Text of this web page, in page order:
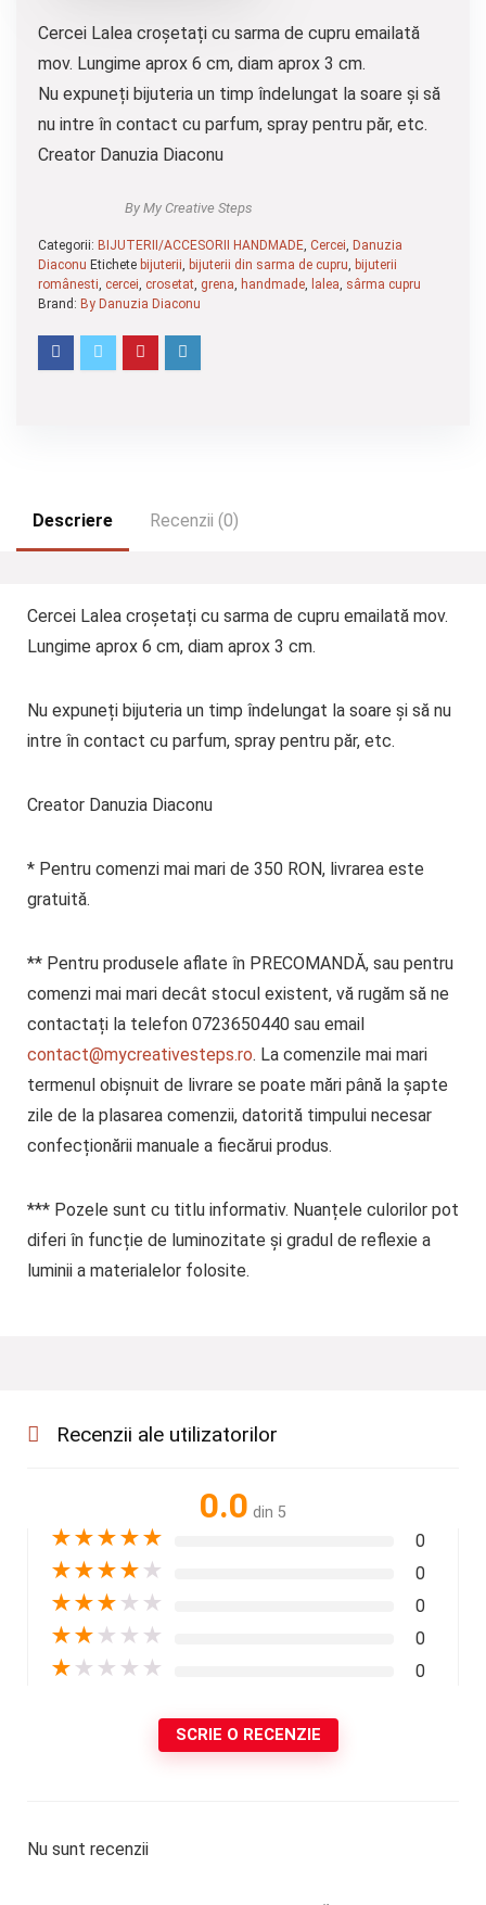
Cercei Lalea croșetați cu sarma de cupru emailată
mov. Lungime aprox 6 cm, diam aprox 3 cm.
Nu expuneți bijuteria un timp îndelungat la soare și să
nu intre în contact cu parfum, spray pentru păr, etc.
Creator Danuzia Diaconu
By My Creative Steps
Categorii: BIJUTERII/ACCESORII HANDMADE, Cercei, Danuzia
Diaconu Etichete bijuterii, bijuterii din sarma de cupru, bijuterii
românesti, cercei, crosetat, grena, handmade, lalea, sârma cupru
Brand: By Danuzia Diaconu
Descriere Recenzii (0)
Cercei Lalea croșetați cu sarma de cupru emailată mov.
Lungime aprox 6 cm, diam aprox 3 cm.
Nu expuneți bijuteria un timp îndelungat la soare și să nu
intre în contact cu parfum, spray pentru păr, etc.
Creator Danuzia Diaconu
* Pentru comenzi mai mari de 350 RON, livrarea este
gratuită.
** Pentru produsele aflate în PRECOMANDĂ, sau pentru
comenzi mai mari decât stocul existent, vă rugăm să ne
contactați la telefon 0723650440 sau email
contact@mycreativesteps.ro. La comenzile mai mari
termenul obișnuit de livrare se poate mări până la șapte
zile de la plasarea comenzii, datorită timpului necesar
confecționării manuale a fiecărui produs.
*** Pozele sunt cu titlu informativ. Nuanțele culorilor pot
diferi în funcție de luminozitate și gradul de reflexie a
luminii a materialelor folosite.
Recenzii ale utilizatorilor
0.0 din 5
★★★★★ 0
★★★★ ★ 0
★★★ ★ ★ 0
★★ ★ ★ ★ 0
★ ★ ★ ★ ★ 0
SCRIE O RECENZIE
Nu sunt recenzii